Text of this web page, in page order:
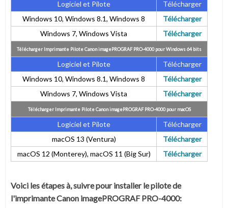
Logiciel et Pilote
Télécharger
Windows 10, Windows 8.1, Windows 8
Télécharger
Windows 7, Windows Vista
Télécharger
Télécharger Imprimante Pilote Canon imagePROGRAF PRO-4000 pour Windows 64 bits
Logiciel et Pilote
Télécharger
Windows 10, Windows 8.1, Windows 8
Télécharger
Windows 7, Windows Vista
Télécharger
Télécharger Imprimante Pilote Canon imagePROGRAF PRO-4000 pour macOS
Logiciel et Pilote
Télécharger
macOS 13 (Ventura)
Télécharger
macOS 12 (Monterey), macOS 11 (Big Sur)
Télécharger
Voici les étapes à, suivre pour installer le pilote de
l'imprimante Canon imagePROGRAF PRO-4000: